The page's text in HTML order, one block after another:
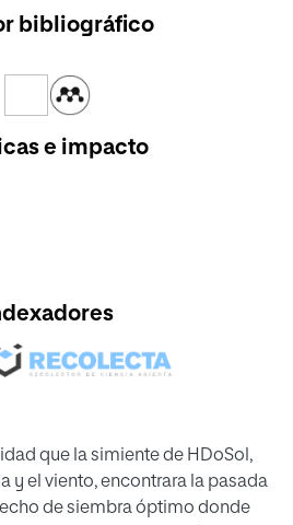
bibliográfico
e impacto
que la simiente de HDoSol,
encontrara la pasada